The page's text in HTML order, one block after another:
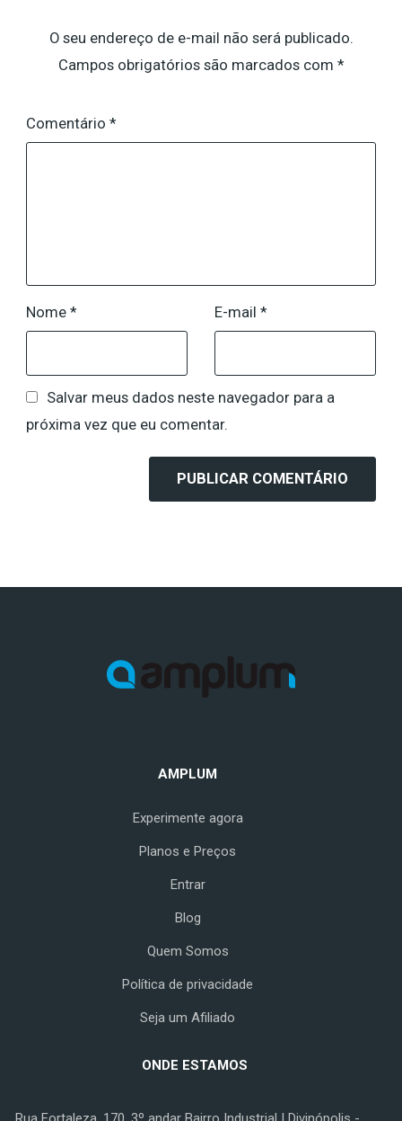
O seu endereço de e-mail não será publicado.
Campos obrigatórios são marcados com *
Comentário *
Nome * E-mail *
Salvar meus dados neste navegador para a
próxima vez que eu comentar.
AMPLUM
Experimente agora
Planos e Preços
Entrar
Blog
Quem Somos
Política de privacidade
Seja um Afiliado
ONDE ESTAMOS